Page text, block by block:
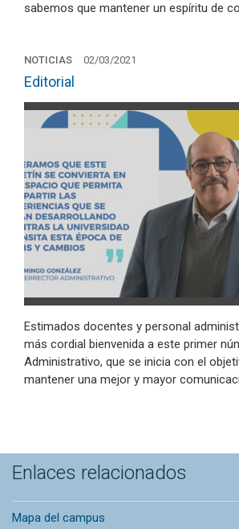
sabemos que mantener un espíritu de
NOTICIAS 02/03/2021
Editorial
Estimados docentes y personal
más cordial bienvenida a este primer
Administrativo, que se inicia con el
mantener una mejor y mayor
Enlaces relacionados
Mapa del campus